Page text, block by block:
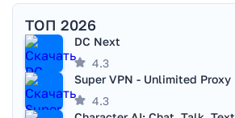
ТОП 2026
DC Next
4.3
Super VPN - Unlimited Proxy
4.3